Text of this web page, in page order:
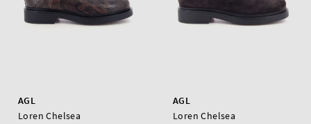
AGL
Loren Chelsea
AGL
Loren Chelsea